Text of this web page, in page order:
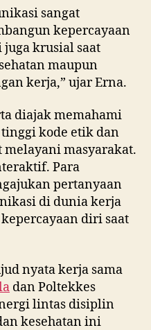
diajak memahami
kode etik dan
masyarakat.
Para
pertanyaan
diri saat
nyata kerja sama
dan Poltekkes
lintas disiplin
kesehatan ini
calon bidan
komunikatif.